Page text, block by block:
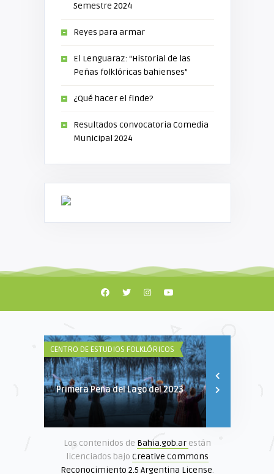
Semestre 2024
Reyes para armar
El Lenguaraz: “Historial de las
Peñas folklóricas bahienses”
¿Qué hacer el finde?
Resultados convocatoria Comedia
Municipal 2024
CENTRO DE ESTUDIOS FOLKLÓRICOS
Primera Peña del Lago del 2023
Los contenidos de Bahia.gob.ar están
licenciados bajo Creative Commons
Reconocimiento 2.5 Argentina License.